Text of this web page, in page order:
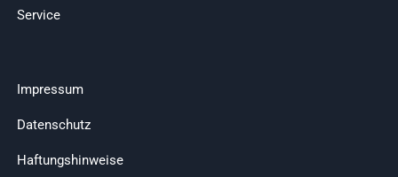
Service
Impressum
Datenschutz
Haftungshinweise